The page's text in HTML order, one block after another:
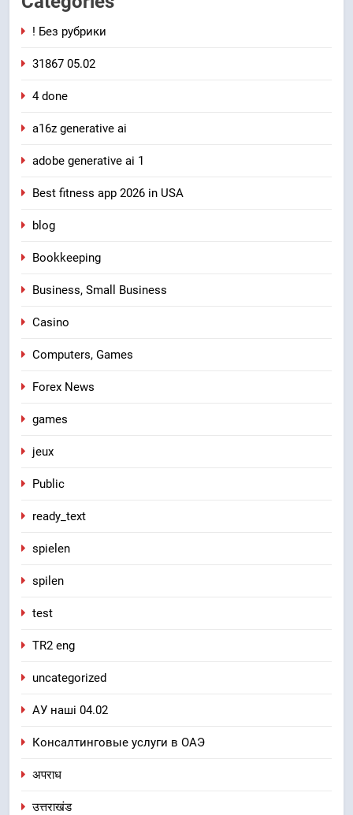
! Без рубрики
31867 05.02
4 done
a16z generative ai
adobe generative ai 1
Best fitness app 2026 in USA
blog
Bookkeeping
Business, Small Business
Casino
Computers, Games
Forex News
games
jeux
Public
ready_text
spielen
spilen
test
TR2 eng
uncategorized
АУ наші 04.02
Консалтинговые услуги в ОАЭ
अपराध
उत्तराखंड